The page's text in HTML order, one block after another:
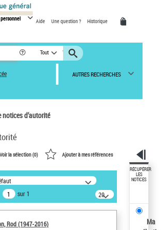
Aide Une question ? Historique
Tout
AUTRES RECHERCHES
notices d’autorité
dans les
l'auteur :
Rod (1947-2016)
Voir la sélection (0) Ajouter à mes références
sur 1
20
résultats/page
Rod (1947-2016)
RÉCUPÉRER
LES
NOTICES
Ma